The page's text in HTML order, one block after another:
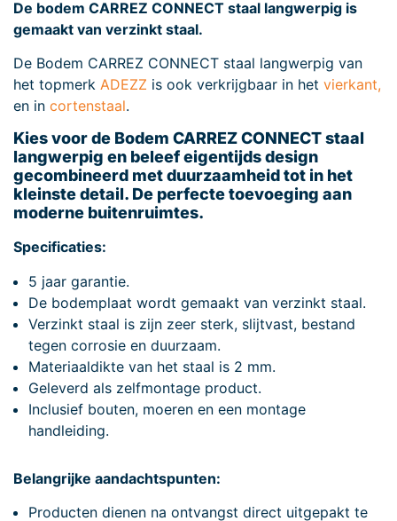
De bodem CARREZ CONNECT staal langwerpig is
gemaakt van verzinkt staal.
De Bodem CARREZ CONNECT staal langwerpig van
het topmerk ADEZZ is ook verkrijgbaar in het vierkant,
en in cortenstaal.
Kies voor de Bodem CARREZ CONNECT staal
langwerpig en beleef eigentijds design
gecombineerd met duurzaamheid tot in het
kleinste detail. De perfecte toevoeging aan
moderne buitenruimtes.
Specificaties:
5 jaar garantie.
De bodemplaat wordt gemaakt van verzinkt staal.
Verzinkt staal is zijn zeer sterk, slijtvast, bestand
tegen corrosie en duurzaam.
Materiaaldikte van het staal is 2 mm.
Geleverd als zelfmontage product.
Inclusief bouten, moeren en een montage
handleiding.
Belangrijke aandachtspunten:
Producten dienen na ontvangst direct uitgepakt te